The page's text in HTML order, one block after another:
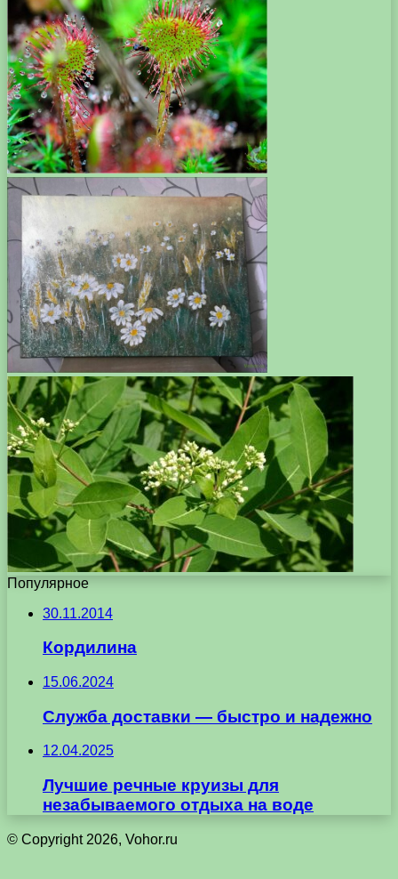
Популярное
30.11.2014
Кордилина
15.06.2024
Служба доставки — быстро и надежно
12.04.2025
Лучшие речные круизы для
незабываемого отдыха на воде
© Copyright 2026, Vohor.ru